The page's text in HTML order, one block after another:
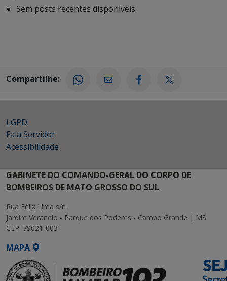
Sem posts recentes disponíveis.
Compartilhe:
LGPD
Fala Servidor
Acessibilidade
GABINETE DO COMANDO-GERAL DO CORPO DE
BOMBEIROS DE MATO GROSSO DO SUL
Rua Félix Lima s/n
Jardim Veraneio - Parque dos Poderes - Campo Grande | MS
CEP: 79021-003
MAPA